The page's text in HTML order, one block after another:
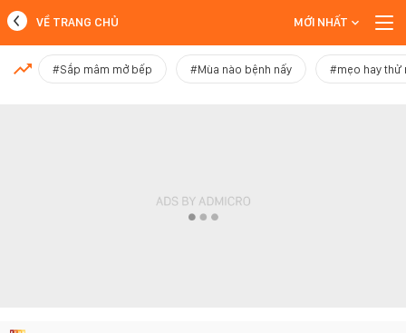
MỚI NHẤT
VỀ TRANG CHỦ MỚI NHẤT
#Sắp mâm mở bếp #Mùa nào bệnh nấy #mẹo hay thử